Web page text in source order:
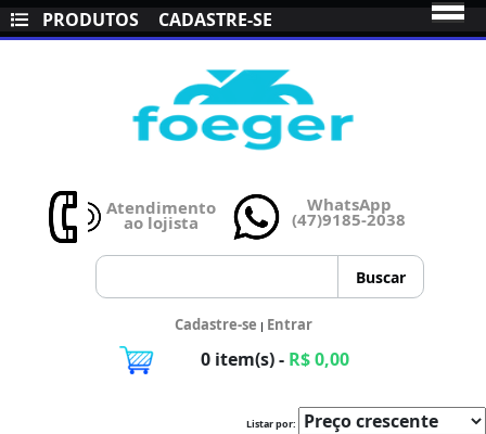
PRODUTOS CADASTRE-SE
Atendimento
ao lojista
WhatsApp
(47)9185-2038
Cadastre-se | Entrar
0 item(s) - R$ 0,00
Listar por: